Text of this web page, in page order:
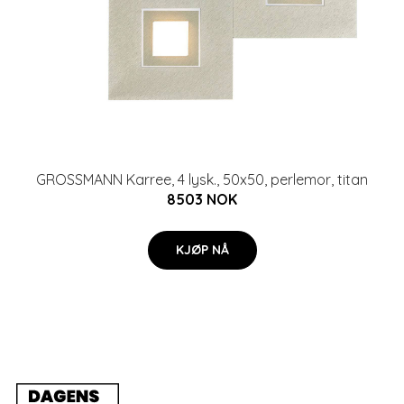
GROSSMANN Karree, 4 lysk., 50x50, perlemor, titan
8503 NOK
KJØP NÅ